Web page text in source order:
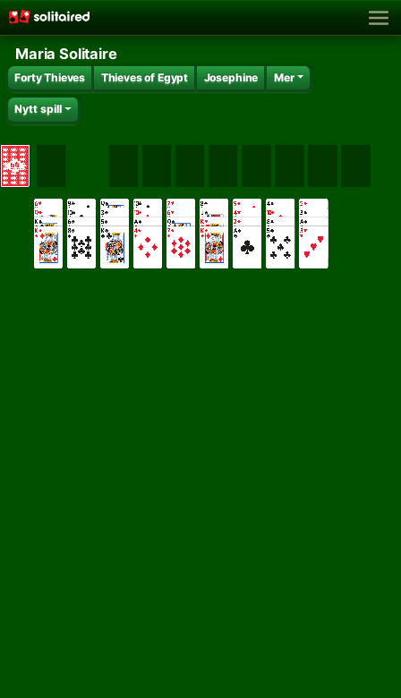
Maria Solitaire
Forty Thieves Thieves of Egypt Josephine Mer
Nytt spill